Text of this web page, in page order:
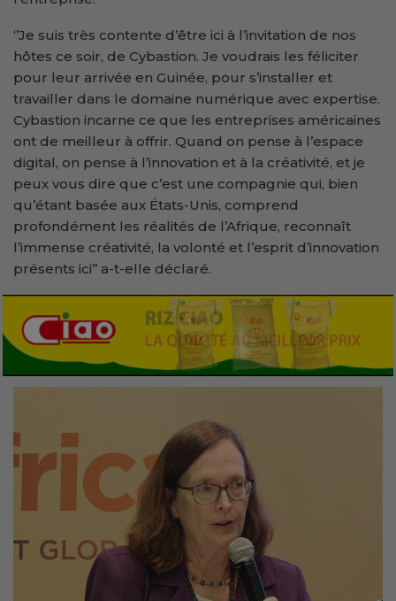
‘’Je suis très contente d’être ici à l’invitation de nos
hôtes ce soir, de Cybastion. Je voudrais les féliciter
pour leur arrivée en Guinée, pour s’installer et
travailler dans le domaine numérique avec expertise.
Cybastion incarne ce que les entreprises américaines
ont de meilleur à offrir. Quand on pense à l’espace
digital, on pense à l’innovation et à la créativité, et je
peux vous dire que c’est une compagnie qui, bien
qu’étant basée aux États-Unis, comprend
profondément les réalités de l’Afrique, reconnaît
l’immense créativité, la volonté et l’esprit d’innovation
présents ici’’ a-t-elle déclaré.